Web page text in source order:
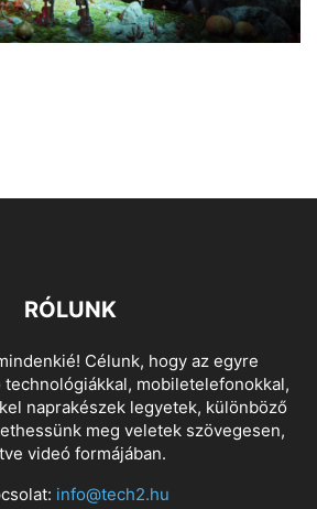
RÓLUNK
Célunk, hogy az egyre
mobiletelefonokkal,
naprakészek legyetek, különböző
meg veletek szövegesen,
videó formájában.
info@tech2.hu